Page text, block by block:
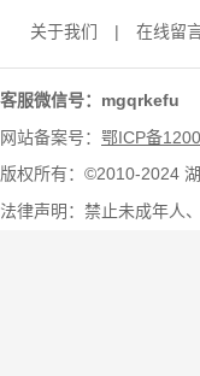
关于我们 | 在线留
客服微信号：
网站备案号： 鄂ICP备
版权所有：©2010-2024
法律声明：禁止未成年人